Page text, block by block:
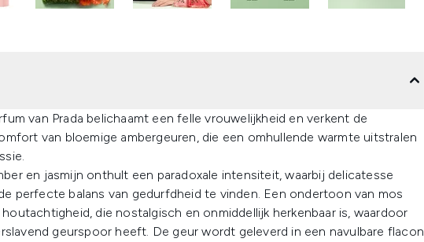
van Prada belichaamt een felle vrouwelijkheid en verkent de
van bloemige ambergeuren, die een omhullende warmte uitstralen
en jasmijn onthult een paradoxale intensiteit, waarbij delicatesse
perfecte balans van gedurfdheid te vinden. Een ondertoon van mos
die nostalgisch en onmiddellijk herkenbaar is, waardoor
geurspoor heeft. De geur wordt geleverd in een navulbare flacon